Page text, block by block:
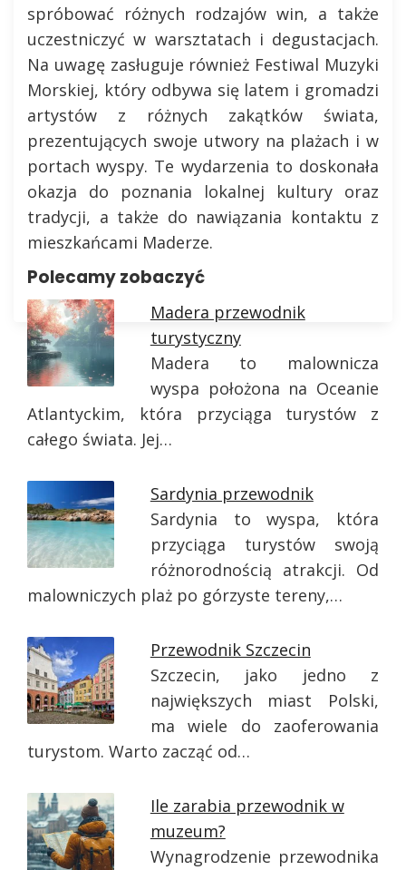
spróbować różnych rodzajów win, a także
uczestniczyć w warsztatach i degustacjach.
Na uwagę zasługuje również Festiwal Muzyki
Morskiej, który odbywa się latem i gromadzi
artystów z różnych zakątków świata,
prezentujących swoje utwory na plażach i w
portach wyspy. Te wydarzenia to doskonała
okazja do poznania lokalnej kultury oraz
tradycji, a także do nawiązania kontaktu z
mieszkańcami Maderze.
Polecamy zobaczyć
Madera przewodnik
turystyczny
Madera to malownicza
wyspa położona na Oceanie
Atlantyckim, która przyciąga turystów z
całego świata. Jej…
Sardynia przewodnik
Sardynia to wyspa, która
przyciąga turystów swoją
różnorodnością atrakcji. Od
malowniczych plaż po górzyste tereny,…
Przewodnik Szczecin
Szczecin, jako jedno z
największych miast Polski,
ma wiele do zaoferowania
turystom. Warto zacząć od…
Ile zarabia przewodnik w
muzeum?
Wynagrodzenie przewodnika